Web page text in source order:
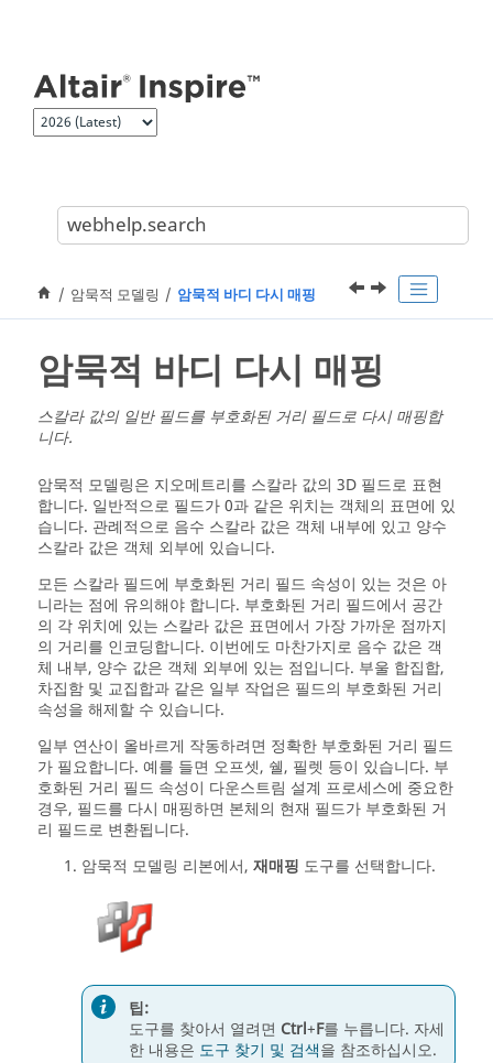
암묵적 모델링 암묵적 바디 다시 매핑
암묵적 바디 다시 매핑
스칼라 값의 일반 필드를 부호화된 거리 필드로 다시 매핑합
니다.
암묵적 모델링은 지오메트리를 스칼라 값의 3D 필드로 표현
합니다. 일반적으로 필드가 0과 같은 위치는 객체의 표면에 있
습니다. 관례적으로 음수 스칼라 값은 객체 내부에 있고 양수
스칼라 값은 객체 외부에 있습니다.
모든 스칼라 필드에 부호화된 거리 필드 속성이 있는 것은 아
니라는 점에 유의해야 합니다. 부호화된 거리 필드에서 공간
의 각 위치에 있는 스칼라 값은 표면에서 가장 가까운 점까지
의 거리를 인코딩합니다. 이번에도 마찬가지로 음수 값은 객
체 내부, 양수 값은 객체 외부에 있는 점입니다. 부울 합집합,
차집함 및 교집합과 같은 일부 작업은 필드의 부호화된 거리
속성을 해제할 수 있습니다.
일부 연산이 올바르게 작동하려면 정확한 부호화된 거리 필드
가 필요합니다. 예를 들면 오프셋, 쉘, 필렛 등이 있습니다. 부
호화된 거리 필드 속성이 다운스트림 설계 프로세스에 중요한
경우, 필드를 다시 매핑하면 본체의 현재 필드가 부호화된 거
리 필드로 변환됩니다.
암묵적 모델링 리본에서, 재매핑 도구를 선택합니다.
팁:
도구를 찾아서 열려면 Ctrl+F를 누릅니다. 자세
한 내용은 도구 찾기 및 검색을 참조하십시오.